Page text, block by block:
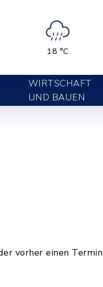
18 °C
WIRTSCHAFT
UND BAUEN
vorher einen Termin